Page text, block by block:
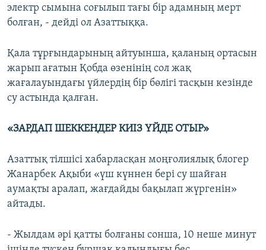
электр сымына соғылып тағы бір адамның мерт
болған, - дейді ол Азаттыққа.
Қала тұрғындарының айтуынша, қаланың ортасын
жарып ағатын Қобда өзенінің сол жақ
жағалауындағы үйлердің бір бөлігі тасқын кезінде
су астында қалған.
«​ЗАРДАП ШЕККЕНДЕР КИІЗ ҮЙДЕ ОТЫР»​
Азаттық тілшісі хабарласқан моңғолиялық блогер
Жанарбек Ақыби «үш күннен бері су шайған
аумақты аралап, жағдайды бақылап жүргенін»
айтады.
- Жылдам әрі қатты болғаны сонша, 10 неше минут